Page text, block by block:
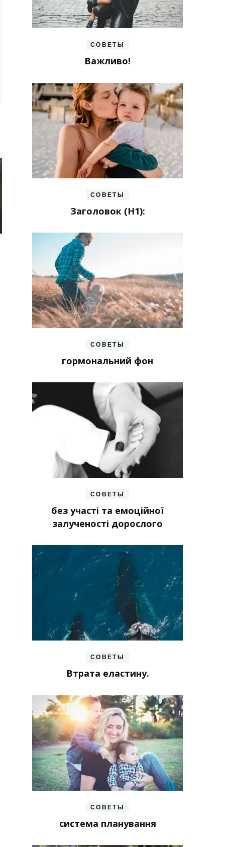
СОВЕТЫ
Важливо!
СОВЕТЫ
Заголовок (H1):
СОВЕТЫ
гормональний фон
СОВЕТЫ
без участі та емоційної
залученості дорослого
СОВЕТЫ
Втрата еластину.
СОВЕТЫ
система планування